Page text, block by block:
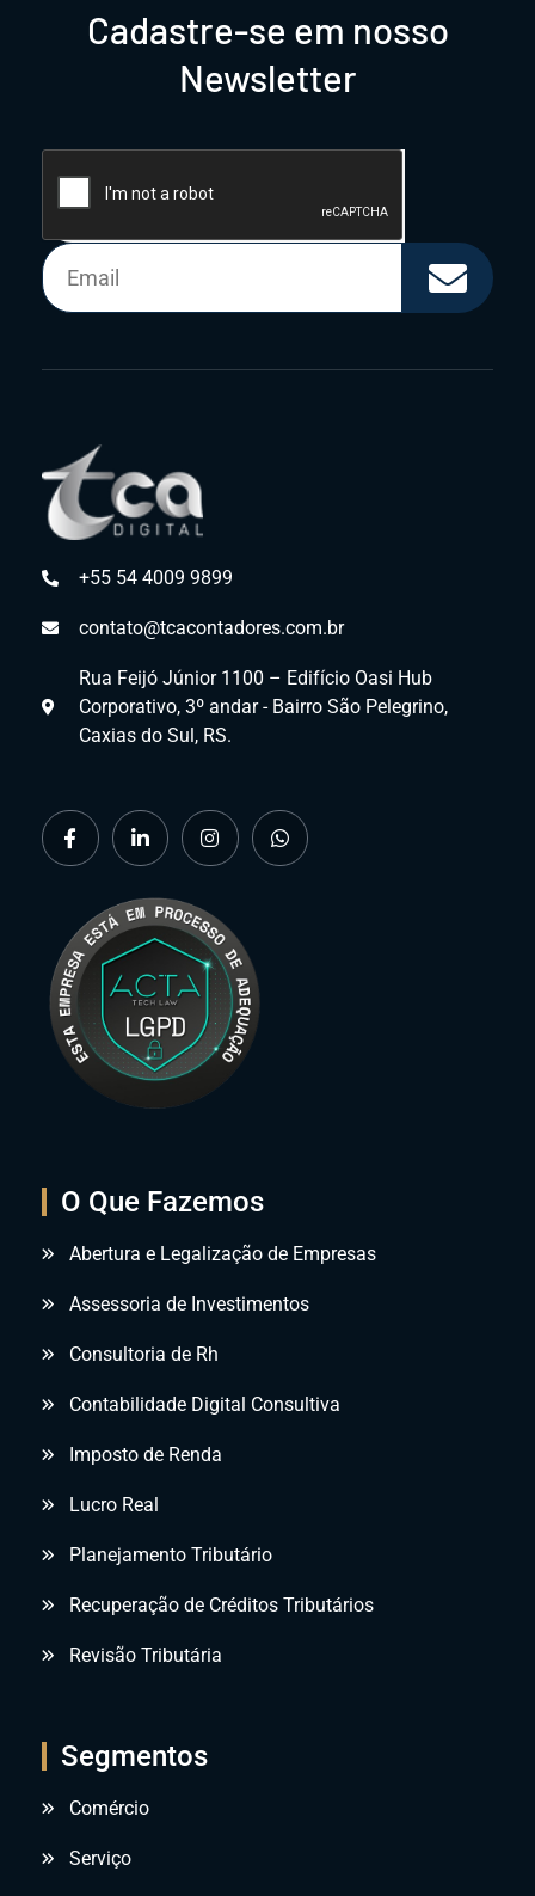
Cadastre-se em nosso
Newsletter
+55 54 4009 9899
contato@tcacontadores.com.br
Rua Feijó Júnior 1100 – Edifício Oasi Hub
Corporativo, 3º andar - Bairro São Pelegrino,
Caxias do Sul, RS.
O Que Fazemos
Abertura e Legalização de Empresas
Assessoria de Investimentos
Consultoria de Rh
Contabilidade Digital Consultiva
Imposto de Renda
Lucro Real
Planejamento Tributário
Recuperação de Créditos Tributários
Revisão Tributária
Segmentos
Comércio
Serviço